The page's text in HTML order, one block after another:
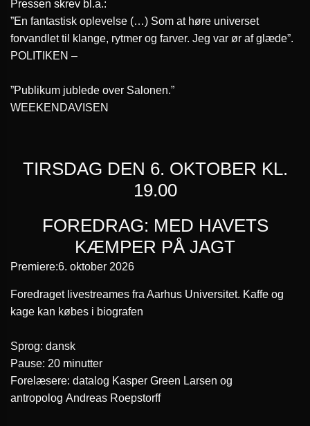
Pressen skrev bl.a.:
”En fantastisk oplevelse (…) Som at høre universet
forvandlet til klange, rytmer og farver. Jeg var ør af glæde”.
POLITIKEN –
”Publikum jublede over Salonen.”
WEEKENDAVISEN
TIRSDAG DEN 6. OKTOBER KL.
19.00
FOREDRAG: MED HAVETS
KÆMPER PÅ JAGT
Premiere:6. oktober 2026
Foredraget livestreames fra Aarhus Universitet. Kaffe og
kage kan købes i biografen
Sprog: dansk
Pause: 20 minutter
Forelæsere: datalog Kasper Green Larsen og
antropolog Andreas Roepstorff